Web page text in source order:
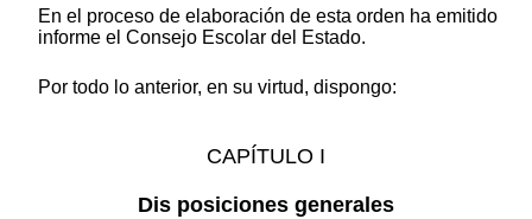
En el proceso de elaboración de esta orden ha emitido
informe el Consejo Escolar del Estado.
Por todo lo anterior, en su virtud, dispongo:
CAPÍTULO I
Dis posiciones generales